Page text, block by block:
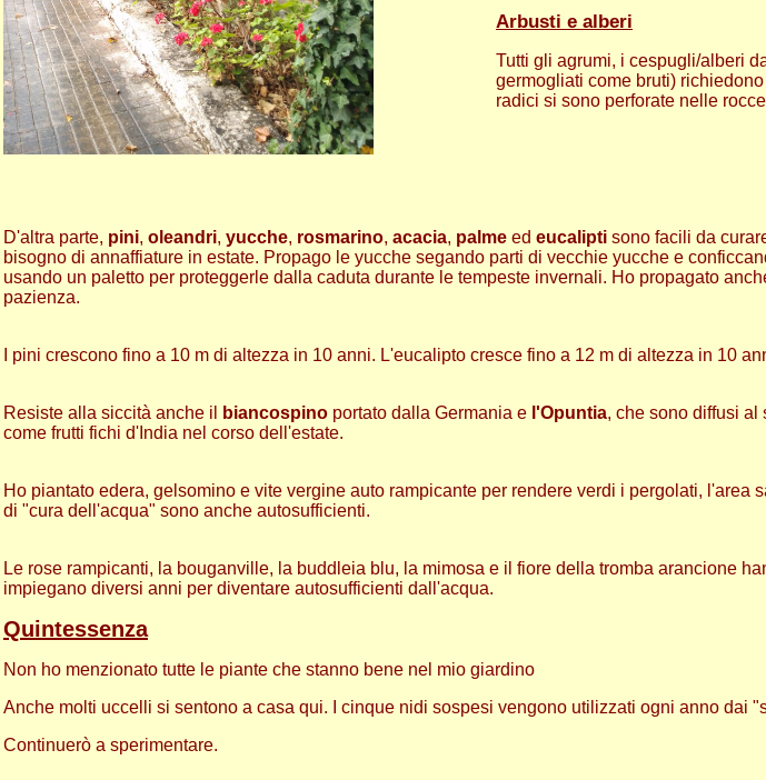
Arbusti e alberi
Tutti gli agrumi, i cespugli/alberi
germogliati come bruti)
radici si sono perforate nelle
D'altra parte, pini, oleandri, yucche, rosmarino, acacia, palme ed eucalipti sono facili da
bisogno di annaffiature in estate. Propago le yucche segando parti di vecchie yucche e
usando un paletto per proteggerle dalla caduta durante le tempeste invernali. Ho propagato
pazienza.
I pini crescono fino a 10 m di altezza in 10 anni. L'eucalipto cresce fino a 12 m di altezza in 10
Resiste alla siccità anche il biancospino portato dalla Germania e l'Opuntia, che sono diffusi al
come frutti fichi d'India nel corso dell'estate.
Ho piantato edera, gelsomino e vite vergine auto rampicante per rendere verdi i pergolati, l'area
di "cura dell'acqua" sono anche autosufficienti.
Le rose rampicanti, la bouganville, la buddleia blu, la mimosa e il fiore della tromba arancione
impiegano diversi anni per diventare autosufficienti dall'acqua.
Quintessenza
Non ho menzionato tutte le piante che stanno bene nel mio giardino
Anche molti uccelli si sentono a casa qui. I cinque nidi sospesi vengono utilizzati ogni anno dai
Continuerò a sperimentare.